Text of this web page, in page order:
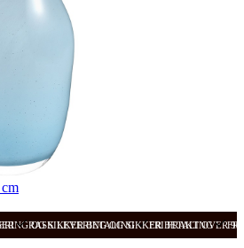
OG SIKKER BETALING FRI FRAKT OVER
RASK LEVERING OG SIKKER BETALING